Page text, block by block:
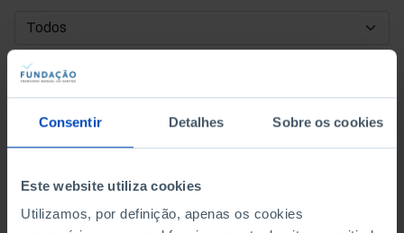
Consentir Detalhes Sobre os cookies
Este website utiliza cookies
Utilizamos, por definição, apenas os cookies
DATA DE INÍCIO
DATA DE FIM